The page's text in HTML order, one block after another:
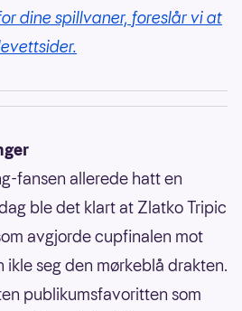
dine spillvaner, foreslår vi at
fansen allerede hatt en
ble det klart at Zlatko Tripic
avgjorde cupfinalen mot
ikle seg den mørkeblå drakten.
publikumsfavoritten som